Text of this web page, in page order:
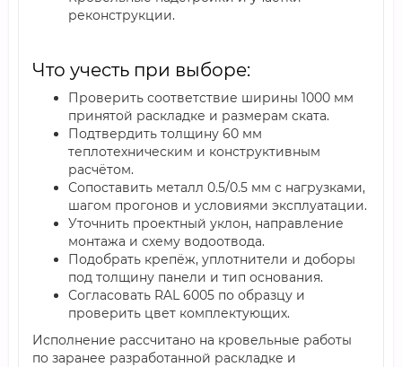
реконструкции.
Что учесть при выборе:
Проверить соответствие ширины 1000 мм
принятой раскладке и размерам ската.
Подтвердить толщину 60 мм
теплотехническим и конструктивным
расчётом.
Сопоставить металл 0.5/0.5 мм с нагрузками,
шагом прогонов и условиями эксплуатации.
Уточнить проектный уклон, направление
монтажа и схему водоотвода.
Подобрать крепёж, уплотнители и доборы
под толщину панели и тип основания.
Согласовать RAL 6005 по образцу и
проверить цвет комплектующих.
Исполнение рассчитано на кровельные работы
по заранее разработанной раскладке и